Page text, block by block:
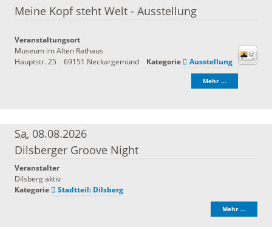
Meine Kopf steht Welt - Ausstellung
Veranstaltungsort
Museum im Alten Rathaus
Hauptstr. 25
69151 Neckargemünd Kategorie Ausstellung
Mehr …
Sa, 08.08.2026
Dilsberger Groove Night
Veranstalter
Dilsberg aktiv
Kategorie
Stadtteil: Dilsberg
Mehr …